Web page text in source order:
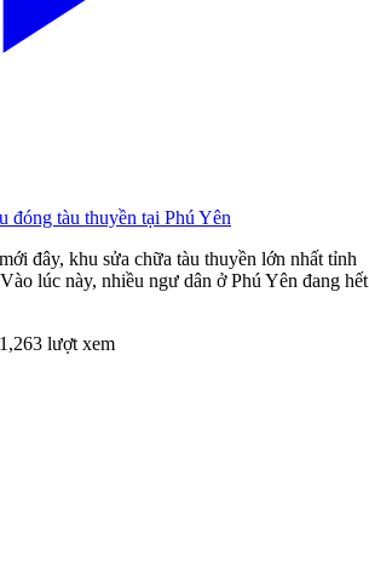
đóng tàu thuyền tại Phú Yên
đây, khu sửa chữa tàu thuyền lớn nhất tỉnh
lúc này, nhiều ngư dân ở Phú Yên đang hết
lượt xem